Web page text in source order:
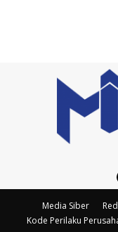
Media Siber
Kode Perilaku